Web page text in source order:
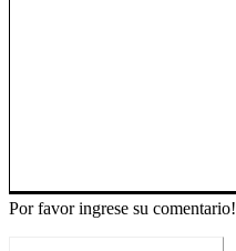
Por favor ingrese su comentario!